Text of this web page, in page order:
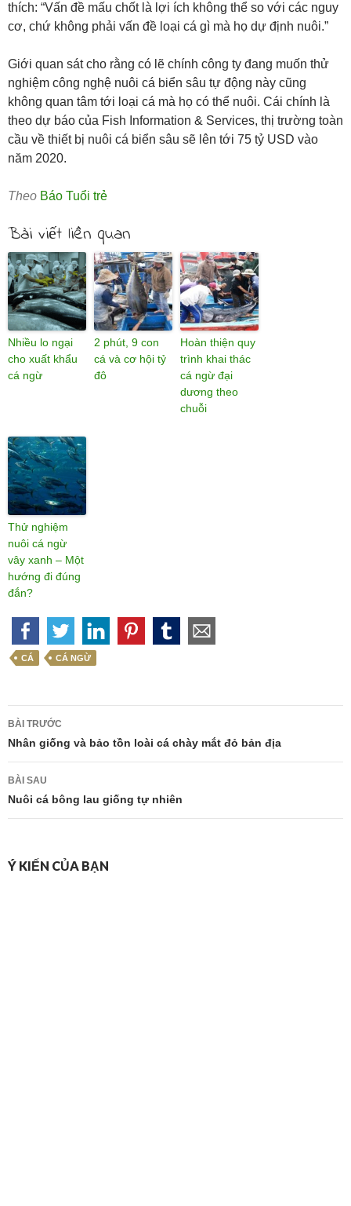
thích: “Vấn đề mấu chốt là lợi ích không thể so với các nguy
cơ, chứ không phải vấn đề loại cá gì mà họ dự định nuôi.”
Giới quan sát cho rằng có lẽ chính công ty đang muốn thử
nghiệm công nghệ nuôi cá biển sâu tự động này cũng
không quan tâm tới loại cá mà họ có thể nuôi. Cái chính là
theo dự báo của Fish Information & Services, thị trường toàn
cầu về thiết bị nuôi cá biển sâu sẽ lên tới 75 tỷ USD vào
năm 2020.
Theo Báo Tuổi trẻ
Bài viết liên quan
Nhiều lo ngại
cho xuất khẩu
cá ngừ
2 phút, 9 con
cá và cơ hội tỷ
đô
Hoàn thiện quy
trình khai thác
cá ngừ đại
dương theo
chuỗi
Thử nghiệm
nuôi cá ngừ
vây xanh – Một
hướng đi đúng
đắn?
CÁ CÁ NGỪ
Điều
hướng
bài
viết
BÀI TRƯỚC
Nhân giống và bảo tồn loài cá chày mắt đỏ bản địa
BÀI SAU
Nuôi cá bông lau giống tự nhiên
Ý KIẾN CỦA BẠN